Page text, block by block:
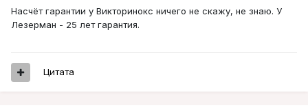
Насчёт гарантии у Викторинокс ничего не скажу, не знаю. У
Лезерман - 25 лет гарантия.
Цитата